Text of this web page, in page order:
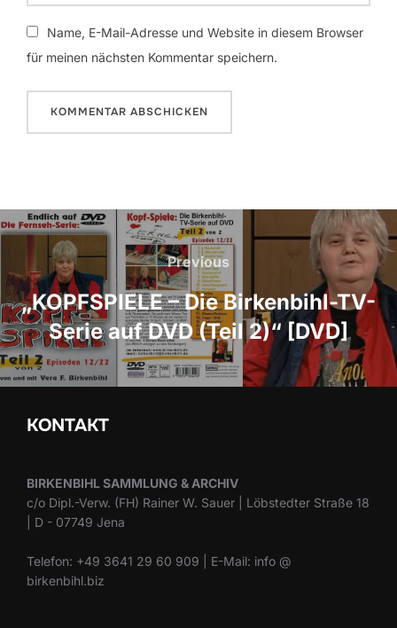
Name, E-Mail-Adresse und Website in diesem Browser
für meinen nächsten Kommentar speichern.
Beitragsnavigation
Previous
Previous
„KOPFSPIELE – Die Birkenbihl-TV-
Serie auf DVD (Teil 2)“ [DVD]
KONTAKT
BIRKENBIHL SAMMLUNG & ARCHIV
c/o Dipl.-Verw. (FH) Rainer W. Sauer | Löbstedter Straße 18
| D - 07749 Jena
Telefon: +49 3641 29 60 909 | E-Mail: info @
birkenbihl.biz